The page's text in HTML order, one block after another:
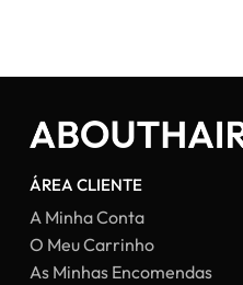
ÁREA CLIENTE
A Minha Conta
O Meu Carrinho
As Minhas Encomendas